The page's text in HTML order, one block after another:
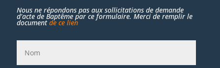
Nous ne répondons pas aux sollicitations de demande
d’acte de Baptême par ce formulaire. Merci de remplir le
documentde ce lien